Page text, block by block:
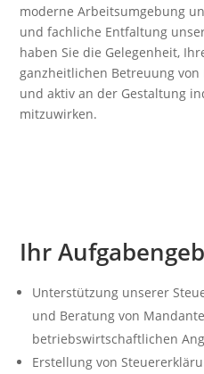
moderne Arbeitsumgebung
und fachliche Entfaltung
haben Sie die Gelegenheit,
ganzheitlichen Betreuung
und aktiv an der Gestaltung
mitzuwirken.
Ihr
Unterstützung unserer
und Beratung von
betriebswirtschaftlichen
Erstellung von